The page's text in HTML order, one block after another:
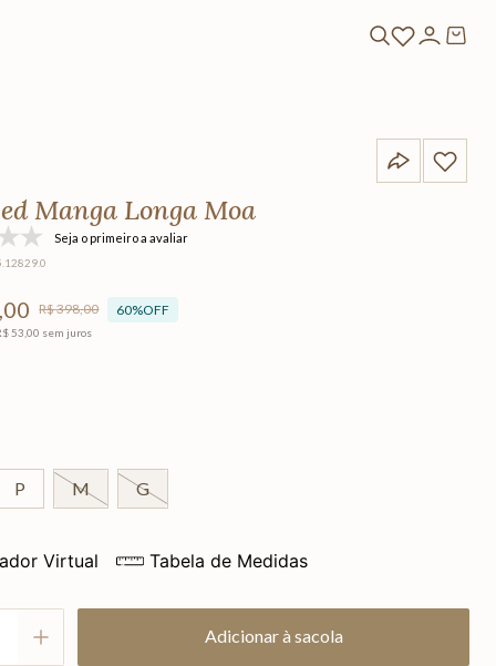
Manga Longa Moa
Seja o primeiro a avaliar
,00 R$398,00 60%OFF
53 ,00 sem juros
P M G
Virtual Tabela de Medidas
Adicionar à sacola